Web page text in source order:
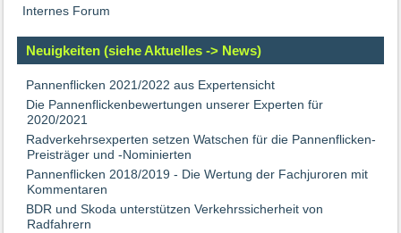
Internes Forum
Neuigkeiten (siehe Aktuelles -> News)
Pannenflicken 2021/2022 aus Expertensicht
Die Pannenflickenbewertungen unserer Experten für
2020/2021
Radverkehrsexperten setzen Watschen für die Pannenflicken-
Preisträger und -Nominierten
Pannenflicken 2018/2019 - Die Wertung der Fachjuroren mit
Kommentaren
BDR und Skoda unterstützen Verkehrssicherheit von
Radfahrern